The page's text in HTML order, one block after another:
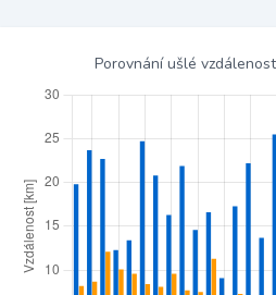
Porovnání ušlé